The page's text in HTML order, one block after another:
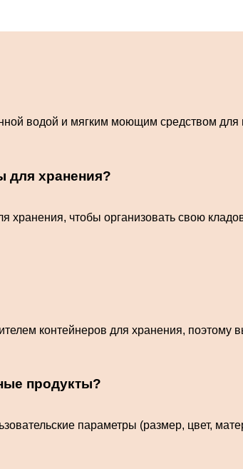
водой и мягким моющим средством
для хранения?
хранения, чтобы организовать свою
контейнеров для хранения, поэтому
продукты?
параметры (размер, цвет,